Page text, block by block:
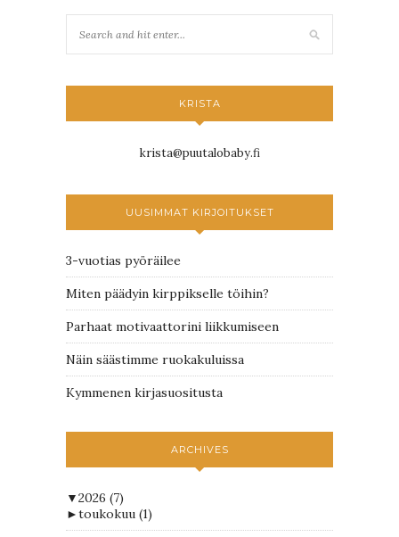
KRISTA
krista@puutalobaby.fi
UUSIMMAT KIRJOITUKSET
3-vuotias pyöräilee
Miten päädyin kirppikselle töihin?
Parhaat motivaattorini liikkumiseen
Näin säästimme ruokakuluissa
Kymmenen kirjasuositusta
ARCHIVES
▼2026 (7)
►toukokuu (1)